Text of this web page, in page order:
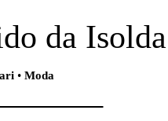
da Isolda
• Moda